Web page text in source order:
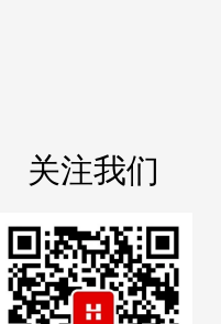
关注我们